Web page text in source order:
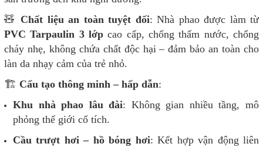
🧸 Chất liệu an toàn tuyệt đối: Nhà phao được làm từ
PVC Tarpaulin 3 lớp cao cấp, chống thấm nước, chống
cháy nhẹ, không chứa chất độc hại – đảm bảo an toàn cho
làn da nhạy cảm của trẻ nhỏ.
🏗️ Cấu tạo thông minh – hấp dẫn:
Khu nhà phao lâu đài: Không gian nhiều tầng, mô
phỏng thế giới cổ tích.
Cầu trượt hơi – hồ bóng hơi: Kết hợp vận động liên